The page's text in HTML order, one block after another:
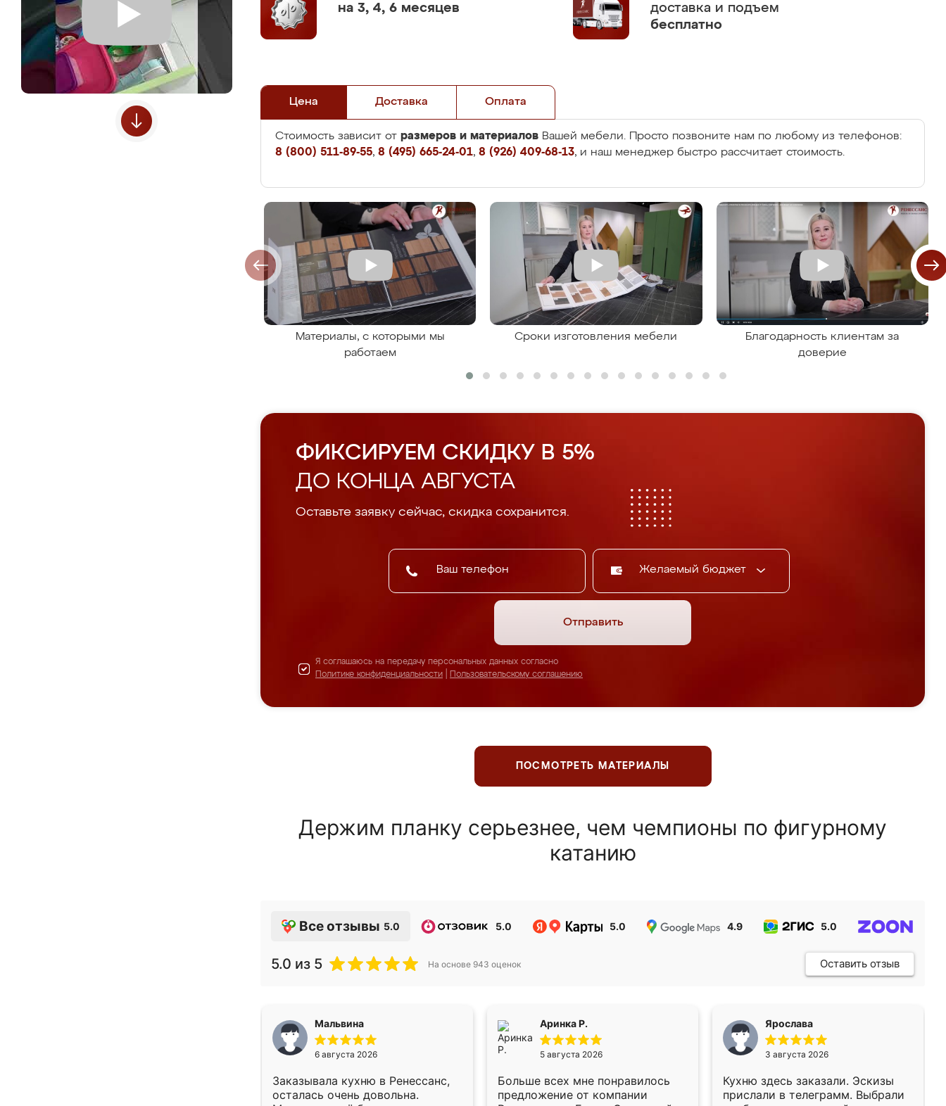
на 3, 4, 6 месяцев
доставка и подъем
бесплатно
Цена Доставка Оплата
Стоимость зависит от размеров и материалов Вашей мебели. Просто позвоните нам по любому из телефонов:
8 (800) 511-89-55, 8 (495) 665-24-01, 8 (926) 409-68-13, и наш менеджер быстро рассчитает стоимость.
Материалы, с которыми мы
работаем
Сроки изготовления мебели
Благодарность клиентам за
доверие
ФИКСИРУЕМ СКИДКУ В 5%
ДО КОНЦА АВГУСТА
Оставьте заявку сейчас, скидка сохранится.
Желаемый бюджет
Отправить
Я соглашаюсь на передачу персональных данных согласно
Политике конфиденциальности
Пользовательскому соглашению
ПОСМОТРЕТЬ МАТЕРИАЛЫ
Держим планку серьезнее, чем чемпионы по фигурному
катанию
Все отзывы 5.0 5.0 5.0 4.9 5.0
5.0 из 5 На основе 943 оценок Оставить отзыв
Мальвина
6 августа 2026
Заказывала кухню в Ренессанс,
осталась очень довольна.
Аринка Р.
5 августа 2026
Больше всех мне понравилось
предложение от компании
Ярослава
3 августа 2026
Кухню здесь заказали. Эскизы
прислали в телеграмм. Выбрали